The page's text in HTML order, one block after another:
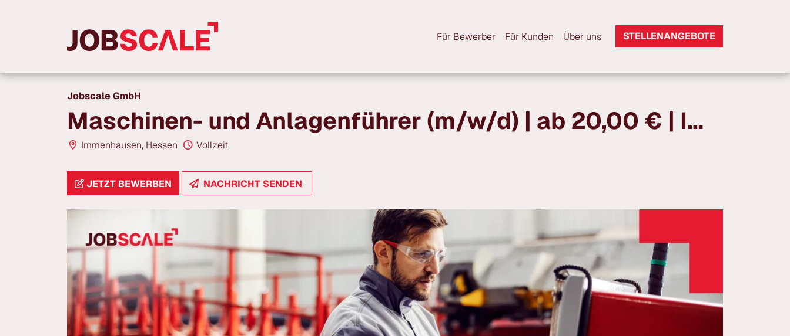
Für Bewerber Für Kunden Über uns STELLENANGEBOTE
Jobscale GmbH
Maschinen- und Anlagenführer (m/w/d) | ab 20,00 € | Immenhausen
Immenhausen, Hessen Vollzeit
JETZT BEWERBEN NACHRICHT SENDEN